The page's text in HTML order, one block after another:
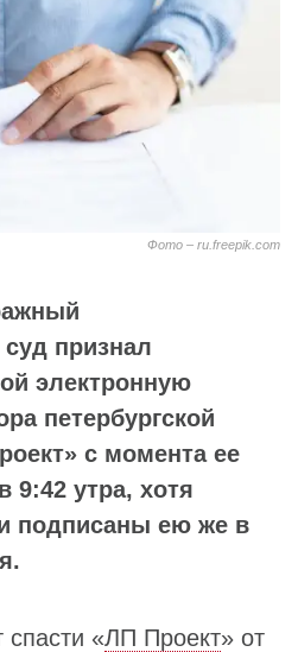
Фото – ru.freepik.com
признал
электронную
петербургской
с момента ее
9:42 утра, хотя
подписаны ею же в
«ЛП Проект» от